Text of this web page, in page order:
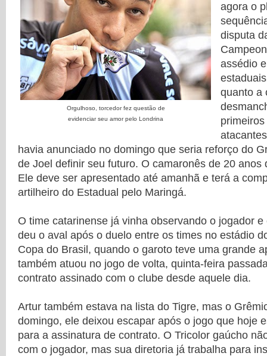
Orgulhoso, torcedor fez questão de
evidenciar seu amor pelo Londrina
agora o
disputa
assédio
quanto a
havia anunciado no domingo que seria reforço do
de Joel definir seu futuro. O camaronês de 20 anos
Ele deve ser apresentado até amanhã e terá a
artilheiro do Estadual pelo Maringá.
O time catarinense já vinha observando o jogador
deu o aval após o duelo entre os times no estádio
Copa do Brasil, quando o garoto teve uma grande
também atuou no jogo de volta, quinta-feira
contrato assinado com o clube desde aquele dia.
Artur também estava na lista do Tigre, mas o
domingo, ele deixou escapar após o jogo que hoje
para a assinatura de contrato. O Tricolor gaúcho
com o jogador, mas sua diretoria já trabalha para